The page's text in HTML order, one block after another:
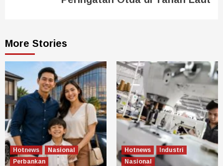
More Stories
Hotnews
Nasional
Perbankan
Hotnews
Industri
Nasional